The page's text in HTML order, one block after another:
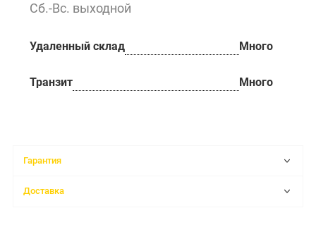
Сб.-Вс. выходной
Удаленный склад Много
Транзит Много
Гарантия
Доставка